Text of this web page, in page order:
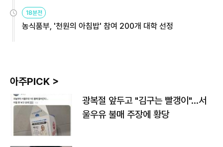
18분전
농식품부, '천원의 아침밥' 참여 200개 대학 선정
아주PICK >
광복절 앞두고 "김구는 빨갱이"…서
울우유 불매 주장에 황당